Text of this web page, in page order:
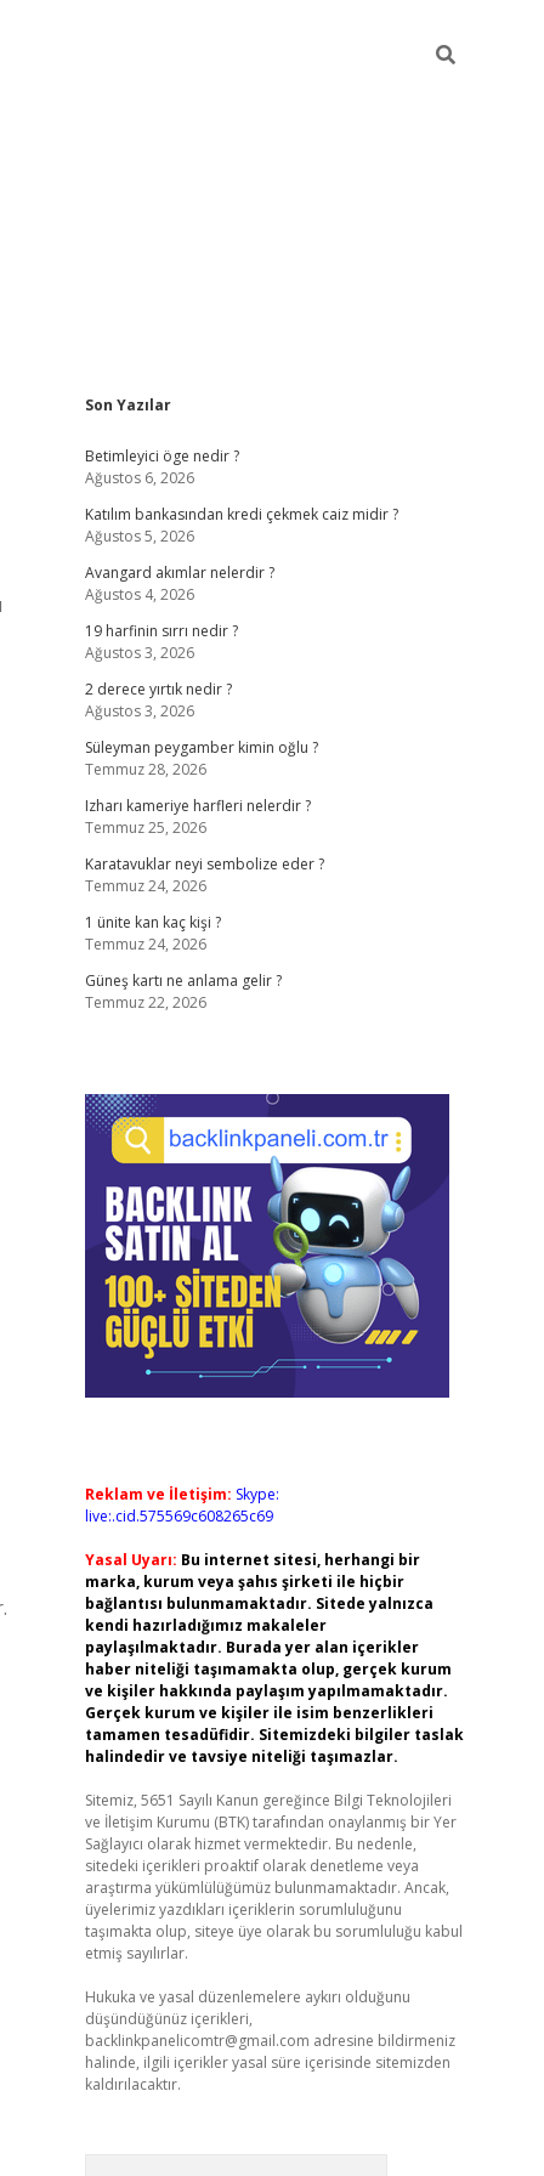
Sidebar
Son Yazılar
Betimleyici öge nedir ?
Ağustos 6, 2026
Katılım bankasından kredi çekmek caiz midir ?
Ağustos 5, 2026
Avangard akımlar nelerdir ?
Ağustos 4, 2026
19 harfinin sırrı nedir ?
Ağustos 3, 2026
2 derece yırtık nedir ?
Ağustos 3, 2026
Süleyman peygamber kimin oğlu ?
Temmuz 28, 2026
Izharı kameriye harfleri nelerdir ?
Temmuz 25, 2026
Karatavuklar neyi sembolize eder ?
Temmuz 24, 2026
1 ünite kan kaç kişi ?
Temmuz 24, 2026
Güneş kartı ne anlama gelir ?
Temmuz 22, 2026
Reklam ve İletişim: Skype:
live:.cid.575569c608265c69
Yasal Uyarı: Bu internet sitesi, herhangi bir
marka, kurum veya şahıs şirketi ile hiçbir
bağlantısı bulunmamaktadır. Sitede yalnızca
kendi hazırladığımız makaleler
paylaşılmaktadır. Burada yer alan içerikler
haber niteliği taşımamakta olup, gerçek kurum
ve kişiler hakkında paylaşım yapılmamaktadır.
Gerçek kurum ve kişiler ile isim benzerlikleri
tamamen tesadüfidir. Sitemizdeki bilgiler taslak
halindedir ve tavsiye niteliği taşımazlar.
Sitemiz, 5651 Sayılı Kanun gereğince Bilgi Teknolojileri
ve İletişim Kurumu (BTK) tarafından onaylanmış bir Yer
Sağlayıcı olarak hizmet vermektedir. Bu nedenle,
sitedeki içerikleri proaktif olarak denetleme veya
araştırma yükümlülüğümüz bulunmamaktadır. Ancak,
üyelerimiz yazdıkları içeriklerin sorumluluğunu
taşımakta olup, siteye üye olarak bu sorumluluğu kabul
etmiş sayılırlar.
Hukuka ve yasal düzenlemelere aykırı olduğunu
düşündüğünüz içerikleri,
backlinkpanelicomtr@gmail.com adresine bildirmeniz
halinde, ilgili içerikler yasal süre içerisinde sitemizden
kaldırılacaktır.